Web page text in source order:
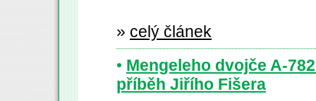
» celý článek
• Mengeleho dvojče A-
příběh Jiřího Fišera